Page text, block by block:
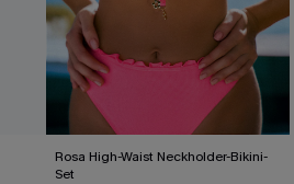
Rosa High-Waist Neckholder-Bikini-
Set